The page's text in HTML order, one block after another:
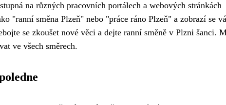
na různých pracovních portálech a webových stránkách
"ranní směna Plzeň" nebo "práce ráno Plzeň" a zobrazí se
se zkoušet nové věci a dejte ranní směně v Plzni šanci.
ve všech směrech.